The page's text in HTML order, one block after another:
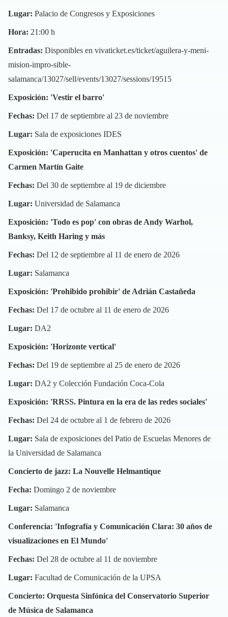
Lugar: Palacio de Congresos y Exposiciones
Hora: 21:00 h
Entradas: Disponibles en vivaticket.es/ticket/aguilera-y-meni-
mision-impro-sible-
salamanca/13027/sell/events/13027/sessions/19515
Exposición: 'Vestir el barro'
Fechas: Del 17 de septiembre al 23 de noviembre
Lugar: Sala de exposiciones IDES
Exposición: 'Caperucita en Manhattan y otros cuentos' de
Carmen Martín Gaite
Fechas: Del 30 de septiembre al 19 de diciembre
Lugar: Universidad de Salamanca
Exposición: 'Todo es pop' con obras de Andy Warhol,
Banksy, Keith Haring y más
Fechas: Del 12 de septiembre al 11 de enero de 2026
Lugar: Salamanca
Exposición: 'Prohibido prohibir' de Adrián Castañeda
Fechas: Del 17 de octubre al 11 de enero de 2026
Lugar: DA2
Exposición: 'Horizonte vertical'
Fechas: Del 19 de septiembre al 25 de enero de 2026
Lugar: DA2 y Colección Fundación Coca-Cola
Exposición: 'RRSS. Pintura en la era de las redes sociales'
Fechas: Del 24 de octubre al 1 de febrero de 2026
Lugar: Sala de exposiciones del Patio de Escuelas Menores de
la Universidad de Salamanca
Concierto de jazz: La Nouvelle Helmantique
Fecha: Domingo 2 de noviembre
Lugar: Salamanca
Conferencia: 'Infografía y Comunicación Clara: 30 años de
visualizaciones en El Mundo'
Fechas: Del 28 de octubre al 11 de noviembre
Lugar: Facultad de Comunicación de la UPSA
Concierto: Orquesta Sinfónica del Conservatorio Superior
de Música de Salamanca